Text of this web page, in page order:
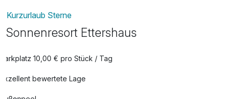
Minibar-Befüllung
Parken direkt am Hotel
pro Nacht
Rückenmassage
Kurzurlaub Sterne
Sonnenresort Ettershaus
Parkplatz 10,00 € pro Stück / Tag
Exzellent bewertete Lage